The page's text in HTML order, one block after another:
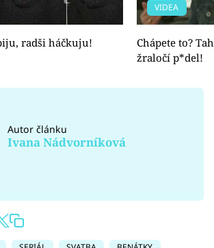
radši háčkuju!
VIDEA
Chápete to?
žraločí p*del!
Autor článku
Ivana Nádvorníková